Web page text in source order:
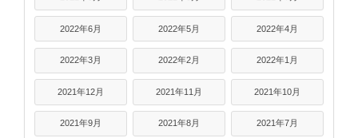
2022年6月 2022年5月 2022年4月
2022年3月 2022年2月 2022年1月
2021年12月 2021年11月 2021年10月
2021年9月 2021年8月 2021年7月